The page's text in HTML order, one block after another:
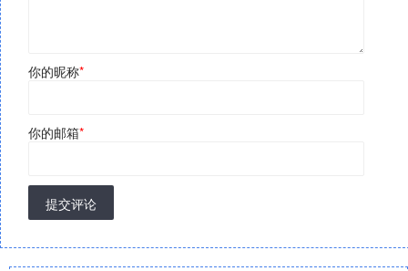
你的昵称*
你的邮箱*
提交评论